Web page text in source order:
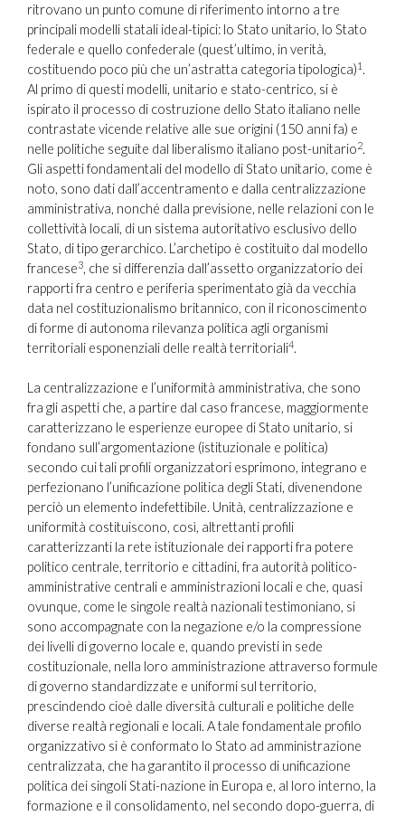
ritrovano un punto comune di riferimento intorno a tre
principali modelli statali ideal-tipici: lo Stato unitario, lo Stato
federale e quello confederale (quest’ultimo, in verità,
costituendo poco più che un’astratta categoria tipologica)1 .
Al primo di questi modelli, unitario e stato-centrico, si è
ispirato il processo di costruzione dello Stato italiano nelle
contrastate vicende relative alle sue origini (150 anni fa) e
nelle politiche seguite dal liberalismo italiano post-unitario2.
Gli aspetti fondamentali del modello di Stato unitario, come è
noto, sono dati dall’accentramento e dalla centralizzazione
amministrativa, nonché dalla previsione, nelle relazioni con le
collettività locali, di un sistema autoritativo esclusivo dello
Stato, di tipo gerarchico. L’archetipo è costituito dal modello
francese3, che si differenzia dall’assetto organizzatorio dei
rapporti fra centro e periferia sperimentato già da vecchia
data nel costituzionalismo britannico, con il riconoscimento
di forme di autonoma rilevanza politica agli organismi
territoriali esponenziali delle realtà territoriali4.
La centralizzazione e l’uniformità amministrativa, che sono
fra gli aspetti che, a partire dal caso francese, maggiormente
caratterizzano le esperienze europee di Stato unitario, si
fondano sull’argomentazione (istituzionale e politica)
secondo cui tali profili organizzatori esprimono, integrano e
perfezionano l’unificazione politica degli Stati, divenendone
perciò un elemento indefettibile. Unità, centralizzazione e
uniformità costituiscono, così, altrettanti profili
caratterizzanti la rete istituzionale dei rapporti fra potere
politico centrale, territorio e cittadini, fra autorità politico-
amministrative centrali e amministrazioni locali e che, quasi
ovunque, come le singole realtà nazionali testimoniano, si
sono accompagnate con la negazione e/o la compressione
dei livelli di governo locale e, quando previsti in sede
costituzionale, nella loro amministrazione attraverso formule
di governo standardizzate e uniformi sul territorio,
prescindendo cioè dalle diversità culturali e politiche delle
diverse realtà regionali e locali. A tale fondamentale profilo
organizzativo si è conformato lo Stato ad amministrazione
centralizzata, che ha garantito il processo di unificazione
politica dei singoli Stati-nazione in Europa e, al loro interno, la
formazione e il consolidamento, nel secondo dopo-guerra, di